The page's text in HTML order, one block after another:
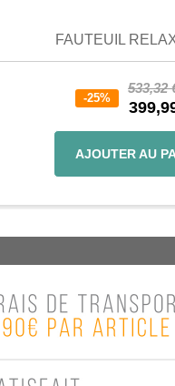
FAUTEUIL
-25%
533,32
AJOUTER AU